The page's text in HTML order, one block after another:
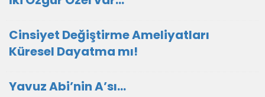
Cinsiyet Değiştirme Ameliyatları
Küresel Dayatma mı!
Yavuz Abi’nin A’sı…